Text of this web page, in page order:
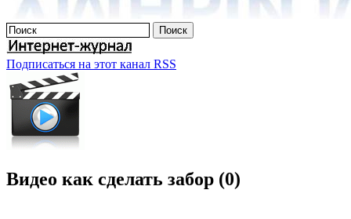
Подписаться на этот канал RSS
Видео как сделать забор (0)